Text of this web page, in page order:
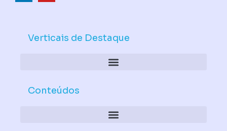
d b
Verticais de Destaque
Conteúdos